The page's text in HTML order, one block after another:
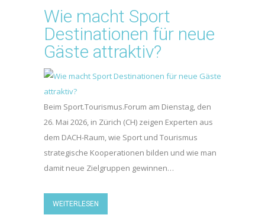
Wie macht Sport
Destinationen für neue
Gäste attraktiv?
Beim Sport.Tourismus.Forum am Dienstag, den
26. Mai 2026, in Zürich (CH) zeigen Experten aus
dem DACH-Raum, wie Sport und Tourismus
strategische Kooperationen bilden und wie man
damit neue Zielgruppen gewinnen…
WEITERLESEN